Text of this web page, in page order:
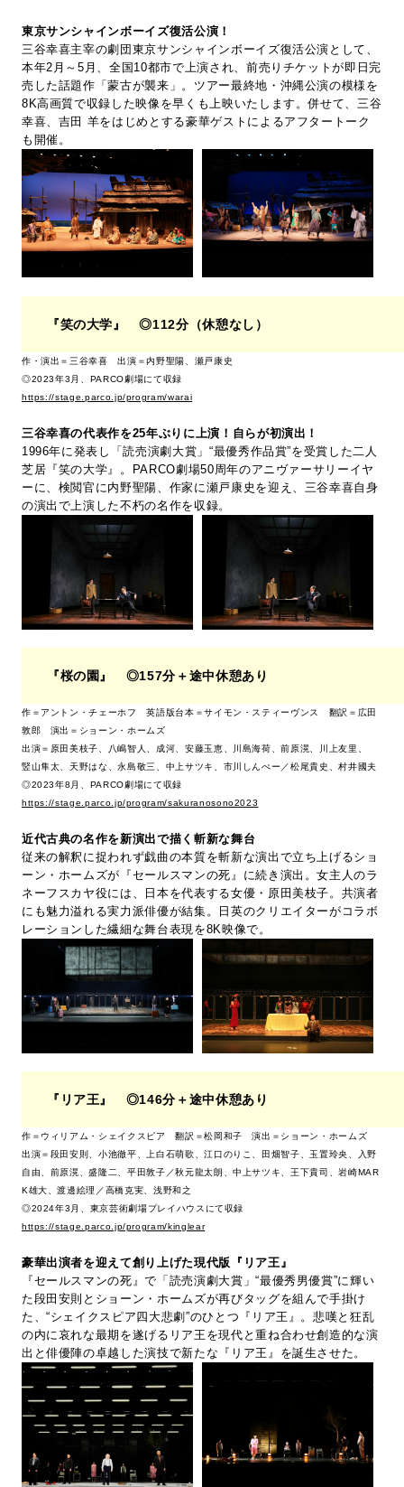
東京サンシャインボーイズ復活公演！
三谷幸喜主宰の劇団東京サンシャインボーイズ復活公演として、
本年2月～5月、全国10都市で上演され、前売りチケットが即日完
売した話題作「蒙古が襲来」。ツアー最終地・沖縄公演の模様を
8K高画質で収録した映像を早くも上映いたします。併せて、三谷
幸喜、吉田 羊をはじめとする豪華ゲストによるアフタートーク
も開催。
『笑の大学』 ◎112分（休憩なし）
作・演出＝三谷幸喜 出演＝内野聖陽、瀬戸康史
◎2023年3月、PARCO劇場にて収録
https://stage.parco.jp/program/warai
三谷幸喜の代表作を25年ぶりに上演！自らが初演出！
1996年に発表し「読売演劇大賞」“最優秀作品賞”を受賞した二人
芝居『笑の大学』。PARCO劇場50周年のアニヴァーサリーイヤ
ーに、検閲官に内野聖陽、作家に瀬戸康史を迎え、三谷幸喜自身
の演出で上演した不朽の名作を収録。
『桜の園』 ◎157分＋途中休憩あり
作＝アントン・チェーホフ 英語版台本＝サイモン・スティーヴンス 翻訳＝広田
敦郎 演出＝ショーン・ホームズ
出演＝原田美枝子、八嶋智人、成河、安藤玉恵、川島海荷、前原滉、川上友里、
竪山隼太、天野はな、永島敬三、中上サツキ、市川しんぺー／松尾貴史、村井國夫
◎2023年8月、PARCO劇場にて収録
https://stage.parco.jp/program/sakuranosono2023
近代古典の名作を新演出で描く斬新な舞台
従来の解釈に捉われず戯曲の本質を斬新な演出で立ち上げるショ
ーン・ホームズが『セールスマンの死』に続き演出。女主人のラ
ネーフスカヤ役には、日本を代表する女優・原田美枝子。共演者
にも魅力溢れる実力派俳優が結集。日英のクリエイターがコラボ
レーションした繊細な舞台表現を8K映像で。
『リア王』 ◎146分＋途中休憩あり
作＝ウィリアム・シェイクスピア 翻訳＝松岡和子 演出＝ショーン・ホームズ
出演＝段田安則、小池徹平、上白石萌歌、江口のりこ、田畑智子、玉置玲央、入野
自由、前原滉、盛隆二、平田敦子／秋元龍太朗、中上サツキ、王下貴司、岩崎MAR
K雄大、渡邊絵理／高橋克実、浅野和之
◎2024年3月、東京芸術劇場プレイハウスにて収録
https://stage.parco.jp/program/kinglear
豪華出演者を迎えて創り上げた現代版『リア王』
『セールスマンの死』で「読売演劇大賞」“最優秀男優賞”に輝い
た段田安則とショーン・ホームズが再びタッグを組んで手掛け
た、“シェイクスピア四大悲劇”のひとつ『リア王』。悲嘆と狂乱
の内に哀れな最期を遂げるリア王を現代と重ね合わせ創造的な演
出と俳優陣の卓越した演技で新たな『リア王』を誕生させた。